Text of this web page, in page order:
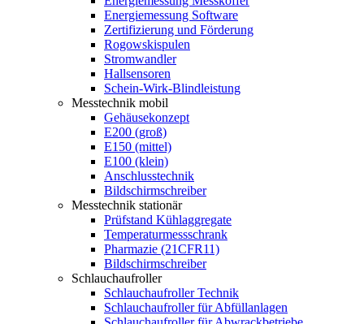
Energiemessung Software
Zertifizierung und Förderung
Rogowskispulen
Stromwandler
Hallsensoren
Schein-Wirk-Blindleistung
Messtechnik mobil
Gehäusekonzept
E200 (groß)
E150 (mittel)
E100 (klein)
Anschlusstechnik
Bildschirmschreiber
Messtechnik stationär
Prüfstand Kühlaggregate
Temperaturmessschrank
Pharmazie (21CFR11)
Bildschirmschreiber
Schlauchaufroller
Schlauchaufroller Technik
Schlauchaufroller für Abfüllanlagen